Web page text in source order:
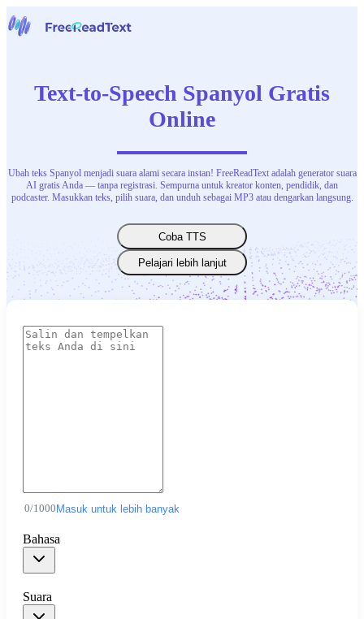
Alat
Bahasa Indonesia
Text-to-Speech Spanyol Gratis
Online
Ubah teks Spanyol menjadi suara alami secara instan! FreeReadText adalah generator suara
AI gratis Anda — tanpa registrasi. Sempurna untuk kreator konten, pendidik, dan
podcaster. Masukkan teks, pilih suara, dan unduh sebagai MP3 atau dengarkan langsung.
Coba TTS
Pelajari lebih lanjut
0/1000 Masuk untuk lebih banyak
Bahasa
Suara